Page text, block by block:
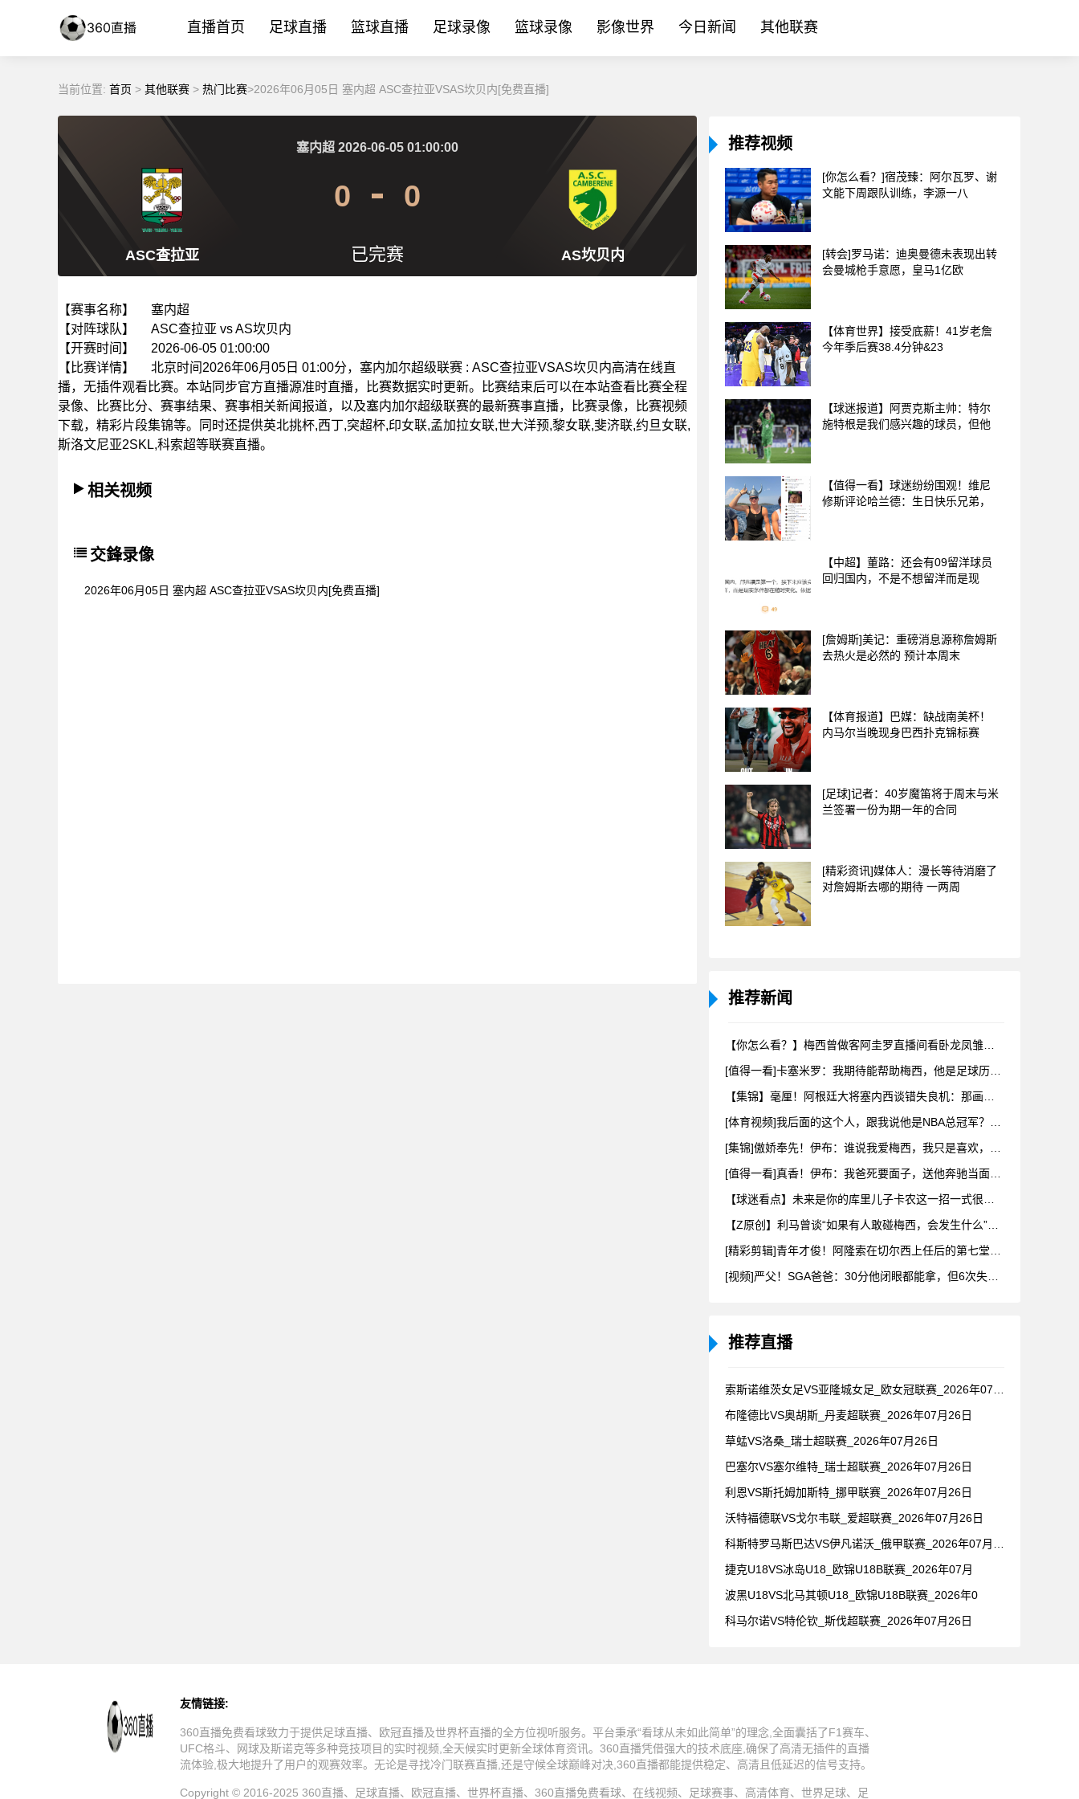
直播首页 足球直播 篮球直播 足球录像 篮球录像 影像世界 今日新闻 其他联赛
当前位置: 首页 > 其他联赛 > 热门比赛>2026年06月05日 塞内超 ASC查拉亚VSAS坎贝内[免费直播]
ASC查拉亚 AS坎贝内
塞内超 2026-06-05 01:00:00
0 0
已完赛
【赛事名称】
塞内超
【对阵球队】
ASC查拉亚 vs AS坎贝内
【开赛时间】
2026-06-05 01:00:00
【比赛详情】
北京时间2026年06月05日 01:00分，塞内加尔超级联赛 : ASC查拉亚VSAS坎贝内高清在线直
播，无插件观看比赛。本站同步官方直播源准时直播，比赛数据实时更新。比赛结束后可以在本站查看比赛全程
录像、比赛比分、赛事结果、赛事相关新闻报道，以及塞内加尔超级联赛的最新赛事直播，比赛录像，比赛视频
下载，精彩片段集锦等。同时还提供英北挑杯,西丁,突超杯,印女联,孟加拉女联,世大洋预,黎女联,斐济联,约旦女联,
斯洛文尼亚2SKL,科索超等联赛直播。
相关视频
交鋒录像
2026年06月05日 塞内超 ASC查拉亚VSAS坎贝内[免费直播]
推荐视频
[你怎么看？]宿茂臻：阿尔瓦罗、谢
文能下周跟队训练，李源一八
[转会]罗马诺：迪奥曼德未表现出转
会曼城枪手意愿，皇马1亿欧
【体育世界】接受底薪！41岁老詹
今年季后赛38.4分钟&23
【球迷报道】阿贾克斯主帅：特尔
施特根是我们感兴趣的球员，但他
【值得一看】球迷纷纷围观！维尼
修斯评论哈兰德：生日快乐兄弟，
【中超】董路：还会有09留洋球员
回归国内，不是不想留洋而是现
[詹姆斯]美记：重磅消息源称詹姆斯
去热火是必然的 预计本周末
【体育报道】巴媒：缺战南美杯！
内马尔当晚现身巴西扑克锦标赛
[足球]记者：40岁魔笛将于周末与米
兰签署一份为期一年的合同
[精彩资讯]媒体人：漫长等待消磨了
对詹姆斯去哪的期待 一两周
推荐新闻
推荐直播
布隆德比VS奥胡斯_丹麦超联赛_2026年07月26日
草蜢VS洛桑_瑞士超联赛_2026年07月26日
巴塞尔VS塞尔维特_瑞士超联赛_2026年07月26日
利恩VS斯托姆加斯特_挪甲联赛_2026年07月26日
沃特福德联VS戈尔韦联_爱超联赛_2026年07月26日
捷克U18VS冰岛U18_欧锦U18B联赛_2026年07月
波黑U18VS北马其顿U18_欧锦U18B联赛_2026年0
科马尔诺VS特伦钦_斯伐超联赛_2026年07月26日
友情链接:
360直播免费看球致力于提供足球直播、欧冠直播及世界杯直播的全方位视听服务。平台秉承“看球从未如此简单”的理念,全面囊括了F1赛车、
UFC格斗、网球及斯诺克等多种竞技项目的实时视频,全天候实时更新全球体育资讯。360直播凭借强大的技术底座,确保了高清无插件的直播
流体验,极大地提升了用户的观赛效率。无论是寻找冷门联赛直播,还是守候全球巅峰对决,360直播都能提供稳定、高清且低延迟的信号支持。
Copyright © 2016-2025 360直播、足球直播、欧冠直播、世界杯直播、360直播免费看球、在线视频、足球赛事、高清体育、世界足球、足